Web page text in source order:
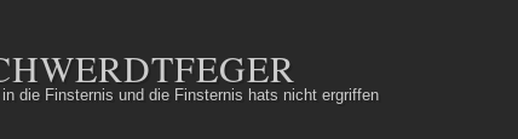
die Finsternis und die Finsternis hats nicht ergriffen